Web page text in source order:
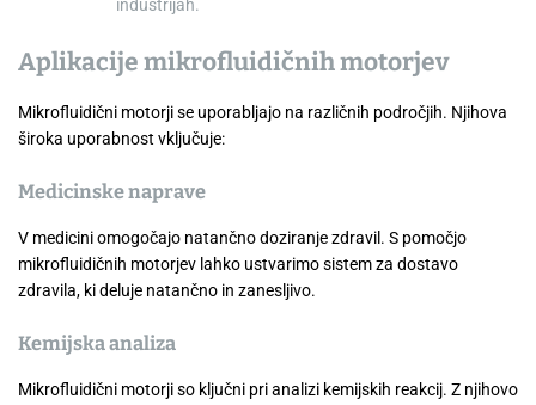
industrijah.
Aplikacije mikrofluidičnih motorjev
Mikrofluidični motorji se uporabljajo na različnih področjih. Njihova
široka uporabnost vključuje:
Medicinske naprave
V medicini omogočajo natančno doziranje zdravil. S pomočjo
mikrofluidičnih motorjev lahko ustvarimo sistem za dostavo
zdravila, ki deluje natančno in zanesljivo.
Kemijska analiza
Mikrofluidični motorji so ključni pri analizi kemijskih reakcij. Z njihovo